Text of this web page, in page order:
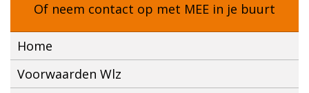
Of neem contact op met MEE in je buurt
Home
Voorwaarden Wlz